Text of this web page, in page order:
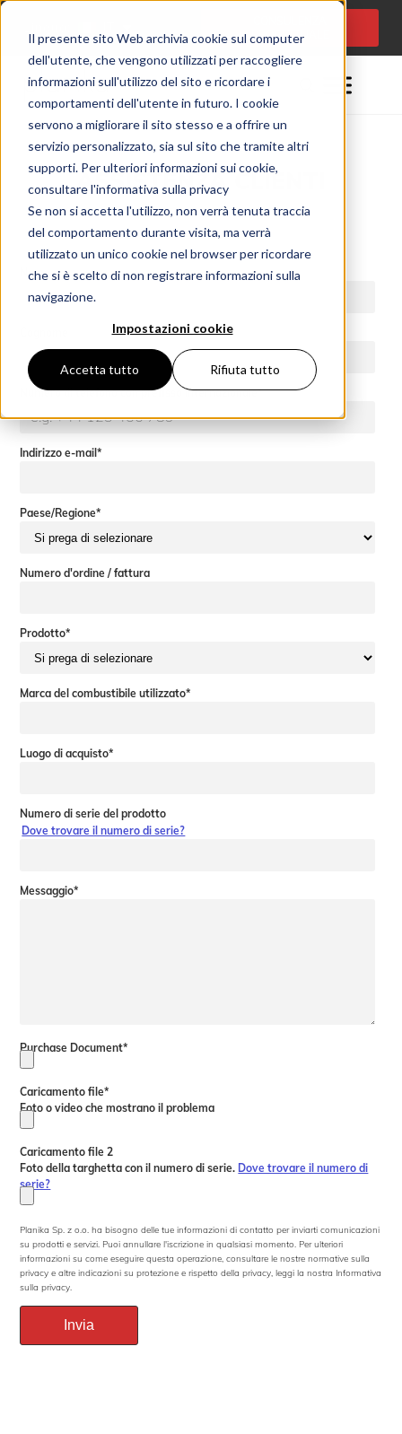
Il presente sito Web archivia cookie sul computer
dell'utente, che vengono utilizzati per raccogliere
informazioni sull'utilizzo del sito e ricordare i
comportamenti dell'utente in futuro. I cookie
servono a migliorare il sito stesso e a offrire un
servizio personalizzato, sia sul sito che tramite altri
supporti. Per ulteriori informazioni sui cookie,
consultare l'informativa sulla privacy
Se non si accetta l'utilizzo, non verrà tenuta traccia
del comportamento durante visita, ma verrà
utilizzato un unico cookie nel browser per ricordare
che si è scelto di non registrare informazioni sulla
navigazione.
Impostazioni cookie
Accetta tutto Rifiuta tutto
PROGETTUALE
ASSISTENZA CLIENTI
Nome
Numero di telefono con prefisso internazionale*
Indirizzo e-mail*
Paese/Regione*
Numero d'ordine / fattura
Prodotto*
Marca del combustibile utilizzato*
Luogo di acquisto*
Numero di serie del prodotto
Dove trovare il numero di serie?
Messaggio*
Purchase Document*
Caricamento file*
Foto o video che mostrano il problema
Caricamento file 2
Foto della targhetta con il numero di serie. Dove trovare il numero di
serie?
Planika Sp. z o.o. ha bisogno delle tue informazioni di contatto per inviarti comunicazioni
su prodotti e servizi. Puoi annullare l'iscrizione in qualsiasi momento. Per ulteriori
informazioni su come eseguire questa operazione, consultare le nostre normative sulla
privacy e altre indicazioni su protezione e rispetto della privacy, leggi la nostra Informativa
sulla privacy.